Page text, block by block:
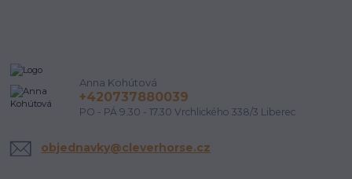
Anna Kohútová
+420737880039
PO - PÁ 9.30 - 17.30 Vrchlického 338/3 Liberec
objednavky@cleverhorse.cz